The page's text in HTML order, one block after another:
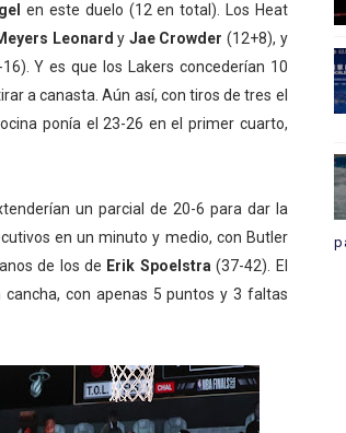
en este duelo (12 en total). Los Heat
Leonard y Jae Crowder (12+8), y
Y es que los Lakers concederían 10
a canasta. Aún así, con tiros de tres el
ponía el 23-26 en el primer cuarto,
un parcial de 20-6 para dar la
en un minuto y medio, con Butler
de los de Erik Spoelstra (37-42). El
con apenas 5 puntos y 3 faltas